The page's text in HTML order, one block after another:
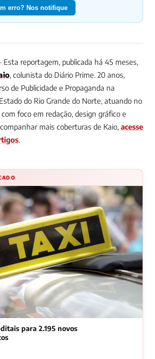
erro? Nos notifique
reportagem, publicada há 45 meses,
, colunista do Diário Prime. 20 anos,
de Publicidade e Propaganda na
do Rio Grande do Norte, atuando no
foco em redação, design gráfico e
mais coberturas de Kaio, acesse
.
para 2.195 novos